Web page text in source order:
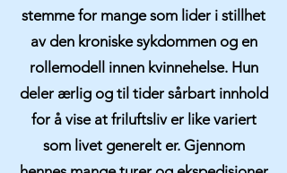
stemme for mange som lider i stillhet
av den kroniske sykdommen og en
rollemodell innen kvinnehelse. Hun
deler ærlig og til tider sårbart innhold
for å vise at friluftsliv er like variert
som livet generelt er. Gjennom